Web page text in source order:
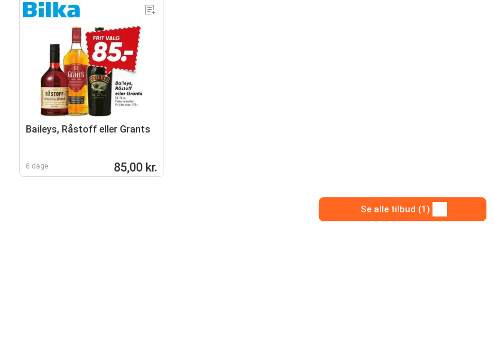
Baileys, Råstoff eller Grants
6 dage 85,00 kr.
Se alle tilbud (1)